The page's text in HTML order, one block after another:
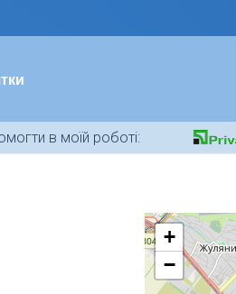
в моїй роботі:
+
−